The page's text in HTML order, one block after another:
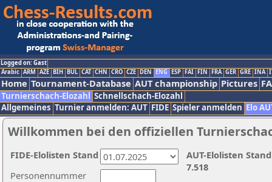
Logged on: Gast
Arabic ARM AZE BIH BUL CAT CHN CRO CZE DEN ENG ESP FAI FIN FRA GER GRE INA
Home Tournament-Database AUT championship Pictures
Turnierschach-Elozahl Schnellschach-Elozahl
Allgemeines Turnier anmelden: AUT FIDE Spieler anmelden Elo
Willkommen bei den offiziellen
Personennummer
AUT-Elolisten
7.518
FIDE-Elolisten Stand